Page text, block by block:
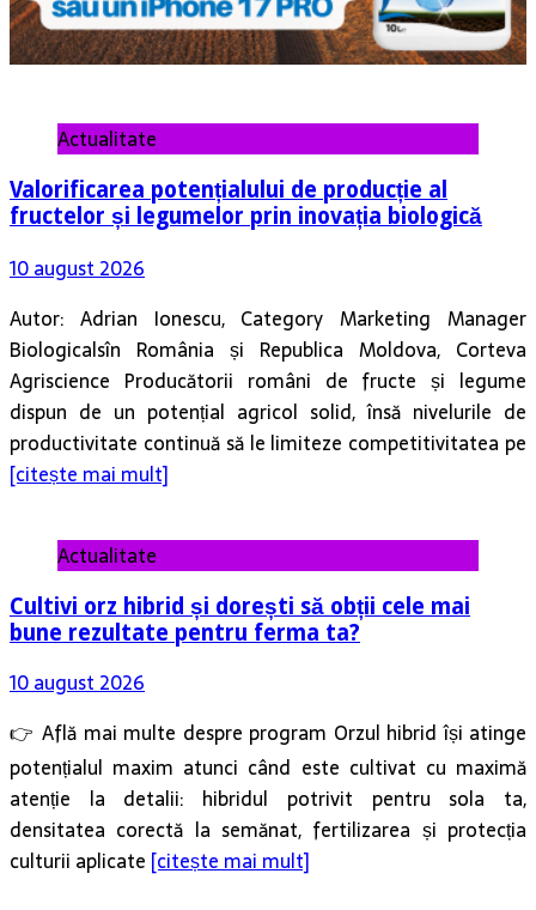
Actualitate
Valorificarea potențialului de producție al
fructelor și legumelor prin inovația biologică
10 august 2026
Autor: Adrian Ionescu, Category Marketing Manager
Biologicalsîn România și Republica Moldova, Corteva
Agriscience Producătorii români de fructe și legume
dispun de un potențial agricol solid, însă nivelurile de
productivitate continuă să le limiteze competitivitatea pe
[citește mai mult]
Actualitate
Cultivi orz hibrid și dorești să obții cele mai
bune rezultate pentru ferma ta?
10 august 2026
👉 Află mai multe despre program Orzul hibrid își atinge
potențialul maxim atunci când este cultivat cu maximă
atenție la detalii: hibridul potrivit pentru sola ta,
densitatea corectă la semănat, fertilizarea și protecția
culturii aplicate [citește mai mult]